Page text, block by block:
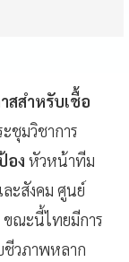
สสำหรับเชื้อ
ชุมวิชาการ
อง หัวหน้าทีม
ะสังคม ศูนย์
ขณะนี้ไทยมีการ
ชีวภาพหลาก